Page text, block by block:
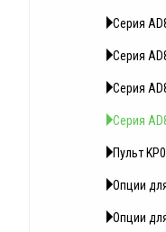
Серия
Серия
Серия
Серия
Пульт
Опции
Опции